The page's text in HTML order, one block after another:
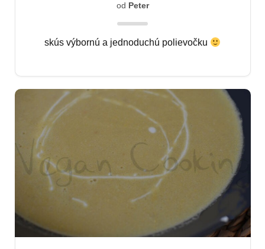
od Peter
skús výbornú a jednoduchú polievočku